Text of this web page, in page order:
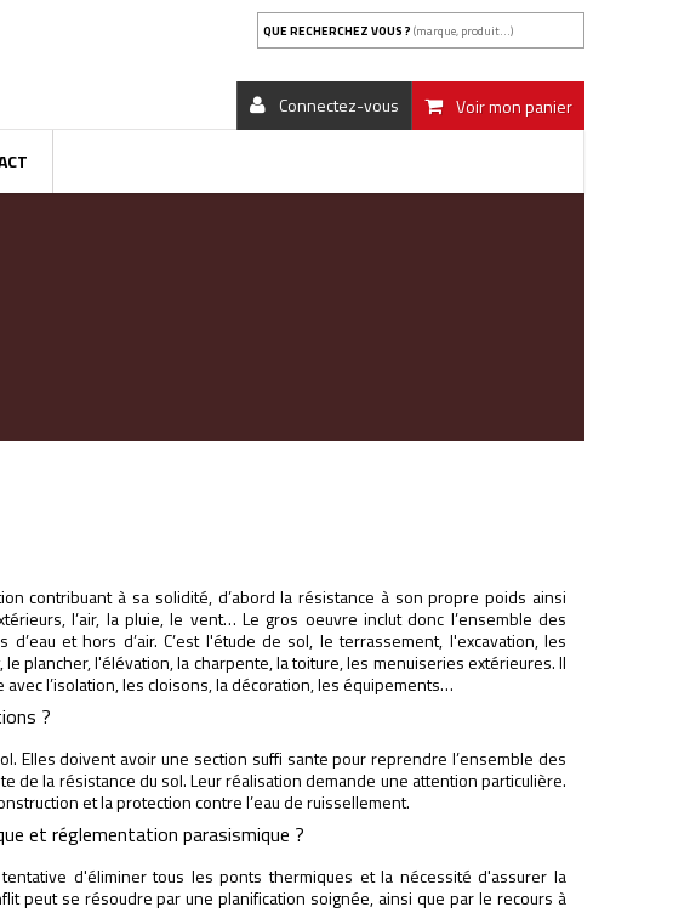
QUE RECHERCHEZ VOUS ? (marque, produit...)
Voir mon panier
Connectez-vous
contribuant à sa solidité, d’abord la résistance à son propre poids ainsi
l’air, la pluie, le vent… Le gros oeuvre inclut donc l’ensemble des
et hors d’air. C’est l'étude de sol, le terrassement, l'excavation, les
plancher, l'élévation, la charpente, la toiture, les menuiseries extérieures. Il
l’isolation, les cloisons, la décoration, les équipements…
?
Elles doivent avoir une section suffi sante pour reprendre l’ensemble des
de la résistance du sol. Leur réalisation demande une attention particulière.
et la protection contre l’eau de ruissellement.
et réglementation parasismique ?
d'éliminer tous les ponts thermiques et la nécessité d'assurer la
peut se résoudre par une planification soignée, ainsi que par le recours à